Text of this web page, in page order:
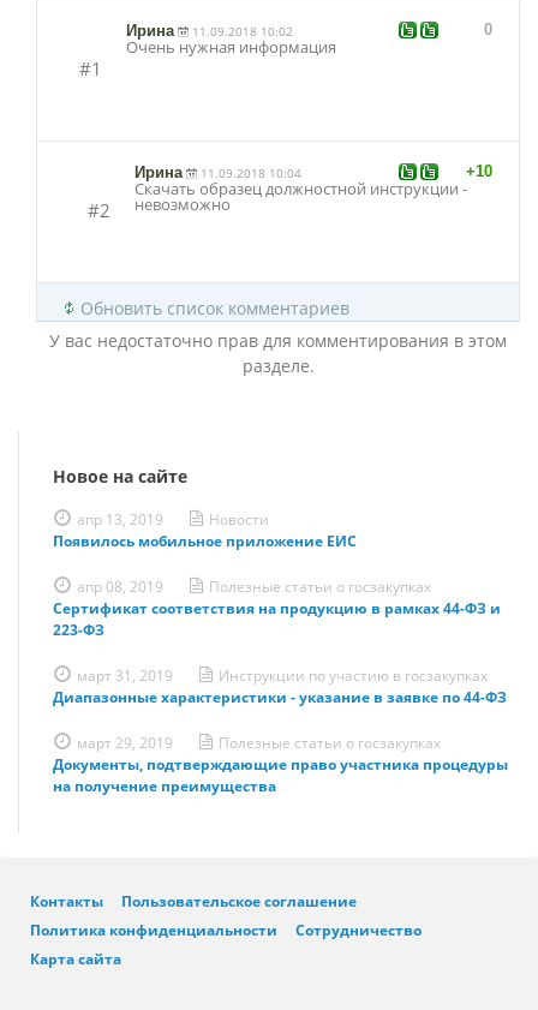
0
#1
Ирина 11.09.2018 10:02
Очень нужная информация
+10
#2
Ирина 11.09.2018 10:04
Скачать образец должностной инструкции -
невозможно
Обновить список комментариев
У вас недостаточно прав для комментирования в этом
разделе.
Новое на сайте
апр 13, 2019
Новости
Появилось мобильное приложение ЕИС
апр 08, 2019
Полезные статьи о госзакупках
Сертификат соответствия на продукцию в рамках 44-ФЗ и
223-ФЗ
март 31, 2019
Инструкции по участию в госзакупках
Диапазонные характеристики - указание в заявке по 44-ФЗ
март 29, 2019
Полезные статьи о госзакупках
Документы, подтверждающие право участника процедуры
на получение преимущества
Контакты
Пользовательское соглашение
Политика конфиденциальности
Сотрудничество
Карта сайта